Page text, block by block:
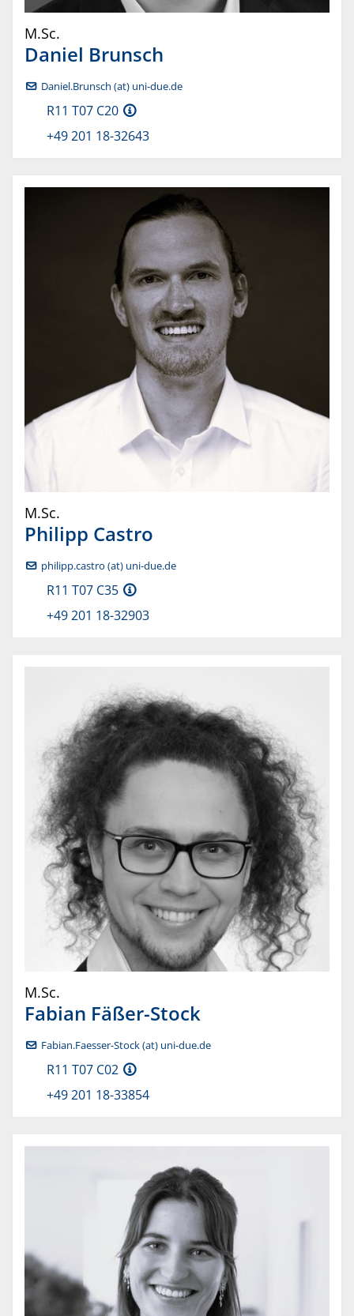
M.Sc.
Daniel Brunsch
Daniel.Brunsch (at) uni-due.de
R11 T07 C20
+49 201 18-32643
M.Sc.
Philipp Castro
philipp.castro (at) uni-due.de
R11 T07 C35
+49 201 18-32903
M.Sc.
Fabian Fäßer-Stock
Fabian.Faesser-Stock (at) uni-due.de
R11 T07 C02
+49 201 18-33854